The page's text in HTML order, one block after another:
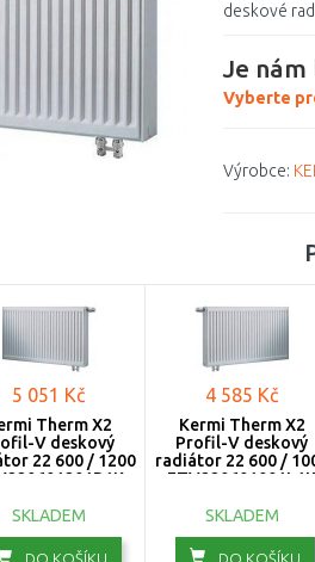
deskové
Je
Vyberte
Výrobce:
5 051 Kč
Therm X2
V deskový
22 600 / 1200
SKLADEM
DO KOŠÍKU
4 585 Kč
Kermi Therm X2
Profil-V deskový
radiátor 22 600 /
FTV220601001L1K
SKLADEM
DO KOŠÍKU